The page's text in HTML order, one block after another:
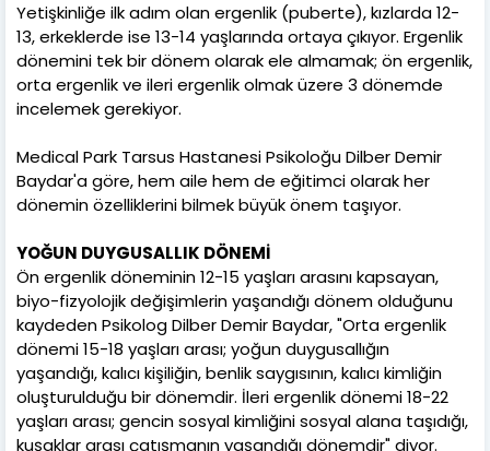
Yetişkinliğe ilk adım olan ergenlik (puberte), kızlarda 12-
13, erkeklerde ise 13-14 yaşlarında ortaya çıkıyor. Ergenlik
dönemini tek bir dönem olarak ele almamak; ön ergenlik,
orta ergenlik ve ileri ergenlik olmak üzere 3 dönemde
incelemek gerekiyor.
Medical Park Tarsus Hastanesi Psikoloğu Dilber Demir
Baydar'a göre, hem aile hem de eğitimci olarak her
dönemin özelliklerini bilmek büyük önem taşıyor.
YOĞUN DUYGUSALLIK DÖNEMİ
Ön ergenlik döneminin 12-15 yaşları arasını kapsayan,
biyo-fizyolojik değişimlerin yaşandığı dönem olduğunu
kaydeden Psikolog Dilber Demir Baydar, "Orta ergenlik
dönemi 15-18 yaşları arası; yoğun duygusallığın
yaşandığı, kalıcı kişiliğin, benlik saygısının, kalıcı kimliğin
oluşturulduğu bir dönemdir. İleri ergenlik dönemi 18-22
yaşları arası; gencin sosyal kimliğini sosyal alana taşıdığı,
kuşaklar arası çatışmanın yaşandığı dönemdir" diyor.